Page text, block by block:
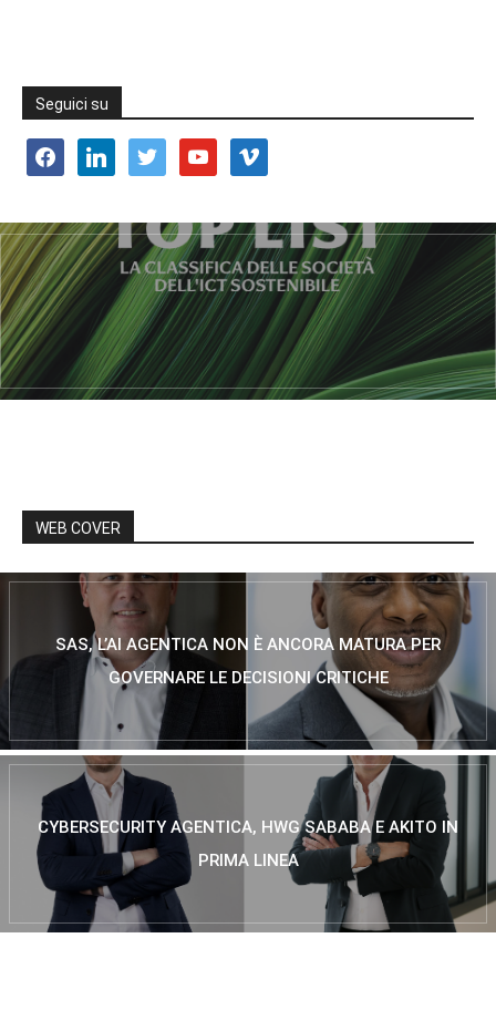
Seguici su
facebooklinkedin twitter youtube vimeo
WEB COVER
SAS, L’AI AGENTICA NON È ANCORA MATURA PER
GOVERNARE LE DECISIONI CRITICHE
CYBERSECURITY AGENTICA, HWG SABABA E AKITO IN
PRIMA LINEA